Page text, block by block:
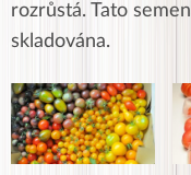
rozrůstá. Tato
skladována.